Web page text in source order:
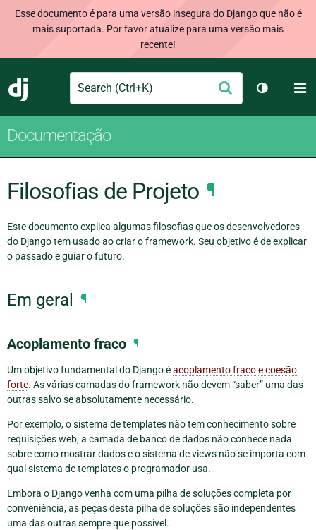
Esse documento é para uma versão insegura do Django que não é
mais suportada. Por favor atualize para uma versão mais
recente!
Django
Search Enviar
Alternar
Documentação
Filosofias de Projeto ¶
Este documento explica algumas filosofias que os desenvolvedores
do Django tem usado ao criar o framework. Seu objetivo é de explicar
o passado e guiar o futuro.
Em geral ¶
Acoplamento fraco ¶
Um objetivo fundamental do Django éacoplamento fraco e coesão
forte. As várias camadas do framework não devem “saber” uma das
outras salvo se absolutamente necessário.
Por exemplo, o sistema de templates não tem conhecimento sobre
requisições web; a camada de banco de dados não conhece nada
sobre como mostrar dados e o sistema de views não se importa com
qual sistema de templates o programador usa.
Embora o Django venha com uma pilha de soluções completa por
conveniência, as peças desta pilha de soluções são independentes
uma das outras sempre que possível.